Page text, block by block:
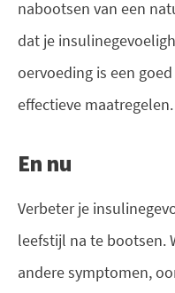
nabootsen van een
dat je
oervoeding is een
effectieve maatregelen.
En nu
Verbeter je
leefstijl na te bootsen.
andere symptomen,